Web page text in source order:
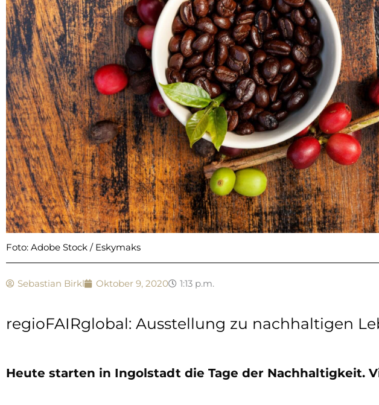
Foto: Adobe Stock / Eskymaks
Sebastian Birkl Oktober 9, 2020 1:13 p.m.
regioFAIRglobal: Ausstellung zu nachhaltigen
Heute starten in Ingolstadt die Tage der Nachhaltigkeit.